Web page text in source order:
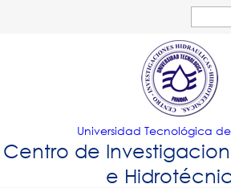
Jump to
de
Universidad Tecnológica
Centro de
e